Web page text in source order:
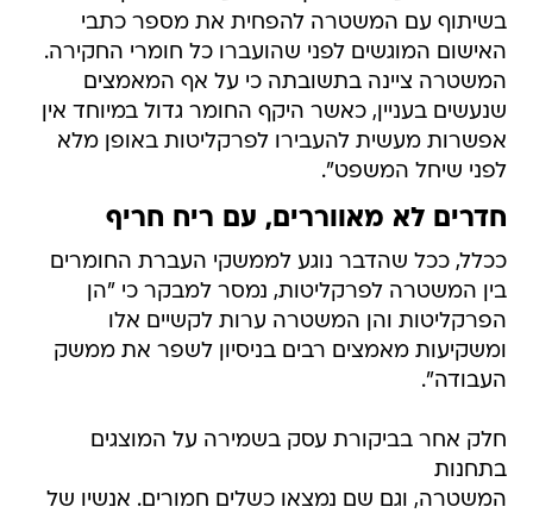
בשיתוף עם המשטרה להפחית את מספר כתבי
האישום המוגשים לפני שהועברו כל חומרי החקירה.
המשטרה ציינה בתשובתה כי על אף המאמצים
שנעשים בעניין, כאשר היקף החומר גדול במיוחד אין
אפשרות מעשית להעבירו לפרקליטות באופן מלא
לפני שיחל המשפט".
חדרים לא מאווררים, עם ריח חריף
ככלל, ככל שהדבר נוגע לממשקי העברת החומרים
בין המשטרה לפרקליטות, נמסר למבקר כי "הן
הפרקליטות והן המשטרה ערות לקשיים אלו
ומשקיעות מאמצים רבים בניסיון לשפר את ממשק
העבודה".
חלק אחר בביקורת עסק בשמירה על המוצגים
בתחנות
המשטרה, וגם שם נמצאו כשלים חמורים. אנשיו של